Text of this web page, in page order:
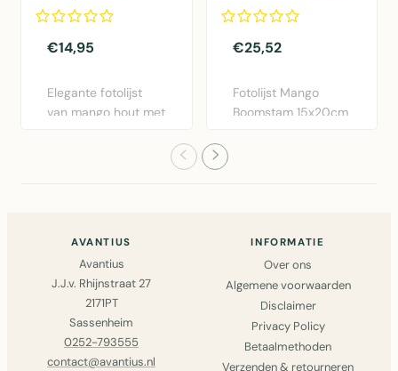
13x18cm
€14,95
Elegante fotolijst
van mango hout met
€25,52
Fotolijst Mango
Boomstam 15x20cm
AVANTIUS
Avantius
J.J.v. Rhijnstraat 27
2171PT
Sassenheim
0252-793555
contact@avantius.nl
INFORMATIE
Over ons
Algemene voorwaarden
Disclaimer
Privacy Policy
Betaalmethoden
Verzenden & retourneren